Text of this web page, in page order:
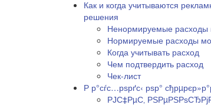
Как и когда учитываются
решения
Ненормируемые расходы
Нормируемые расходы
Когда учитывать расход
Чем подтвердить расход
Чек-лист
Р р°сѓс…рѕрґс‹ рѕр°
РЈС‡РµС‚